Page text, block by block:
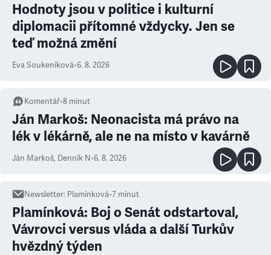
Hodnoty jsou v politice i kulturní
diplomacii přítomné vždycky. Jen se
teď možná změní
Eva Soukeníková•6. 8. 2026
Komentář•8 minut
Ján Markoš: Neonacista má právo na
lék v lékárně, ale ne na místo v kavárně
Ján Markoš, Denník N•6. 8. 2026
Newsletter: Plamínková•7 minut
Plamínková: Boj o Senát odstartoval,
Vávrovci versus vláda a další Turkův
hvězdný týden